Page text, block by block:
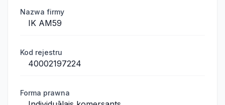
Nazwa firmy
IK AM59
Kod rejestru
40002197224
Forma prawna